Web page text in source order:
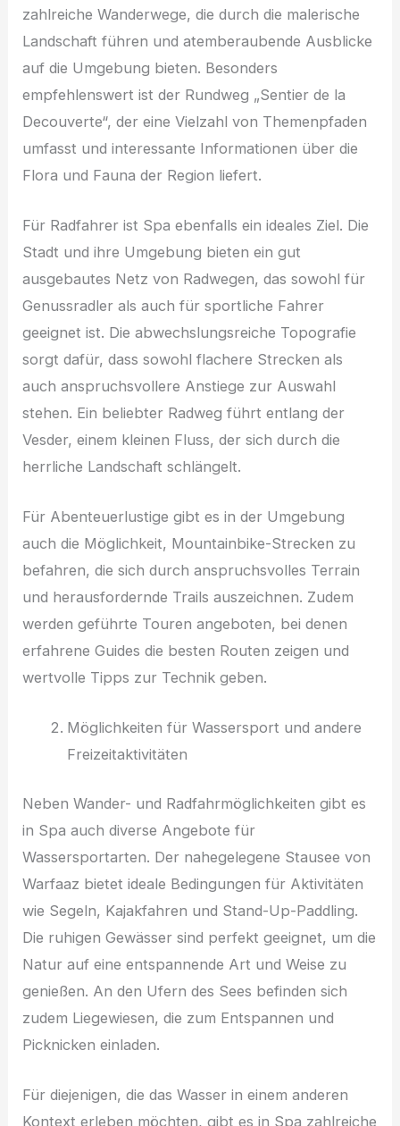
zahlreiche Wanderwege, die durch die malerische
Landschaft führen und atemberaubende Ausblicke
auf die Umgebung bieten. Besonders
empfehlenswert ist der Rundweg „Sentier de la
Decouverte“, der eine Vielzahl von Themenpfaden
umfasst und interessante Informationen über die
Flora und Fauna der Region liefert.
Für Radfahrer ist Spa ebenfalls ein ideales Ziel. Die
Stadt und ihre Umgebung bieten ein gut
ausgebautes Netz von Radwegen, das sowohl für
Genussradler als auch für sportliche Fahrer
geeignet ist. Die abwechslungsreiche Topografie
sorgt dafür, dass sowohl flachere Strecken als
auch anspruchsvollere Anstiege zur Auswahl
stehen. Ein beliebter Radweg führt entlang der
Vesder, einem kleinen Fluss, der sich durch die
herrliche Landschaft schlängelt.
Für Abenteuerlustige gibt es in der Umgebung
auch die Möglichkeit, Mountainbike-Strecken zu
befahren, die sich durch anspruchsvolles Terrain
und herausfordernde Trails auszeichnen. Zudem
werden geführte Touren angeboten, bei denen
erfahrene Guides die besten Routen zeigen und
wertvolle Tipps zur Technik geben.
Möglichkeiten für Wassersport und andere
Freizeitaktivitäten
Neben Wander- und Radfahrmöglichkeiten gibt es
in Spa auch diverse Angebote für
Wassersportarten. Der nahegelegene Stausee von
Warfaaz bietet ideale Bedingungen für Aktivitäten
wie Segeln, Kajakfahren und Stand-Up-Paddling.
Die ruhigen Gewässer sind perfekt geeignet, um die
Natur auf eine entspannende Art und Weise zu
genießen. An den Ufern des Sees befinden sich
zudem Liegewiesen, die zum Entspannen und
Picknicken einladen.
Für diejenigen, die das Wasser in einem anderen
Kontext erleben möchten, gibt es in Spa zahlreiche